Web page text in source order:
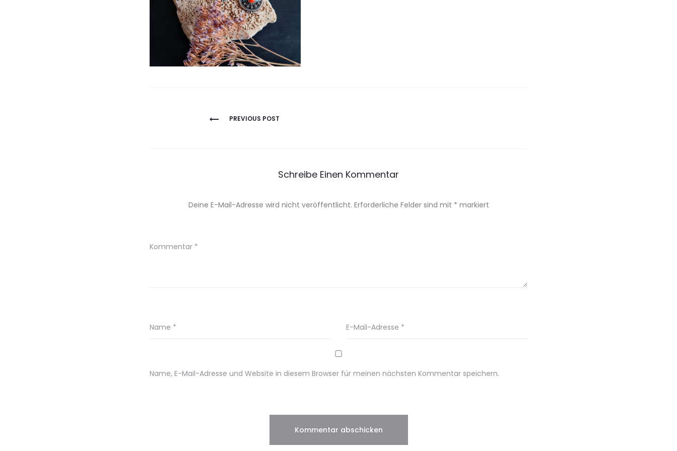
Beitragsnavigation
PREVIOUS POST
Schreibe Einen Kommentar
Deine E-Mail-Adresse wird nicht veröffentlicht. Erforderliche Felder sind mit * markiert
Kommentar *
Name * E-Mail-Adresse *
Name, E-Mail-Adresse und Website in diesem Browser für meinen nächsten Kommentar speichern.